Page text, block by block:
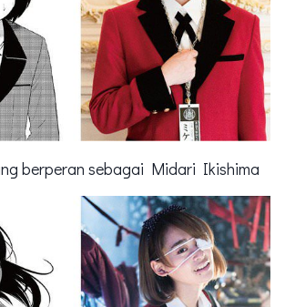
berperan sebagai Midari Ikishima